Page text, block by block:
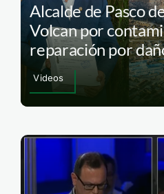
Alcalde de Pasco
Volcan por
reparación por
Videos